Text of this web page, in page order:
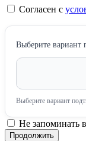
Согласен с
Выберите вариант
Выберите вариант
Не запоминать